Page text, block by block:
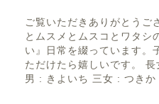
ご覧いただきありがとうご
とムスメとムスコとワタシ
い』日常を綴っています。
ただけたら嬉しいです。
男 : きよいち 三女 : つき